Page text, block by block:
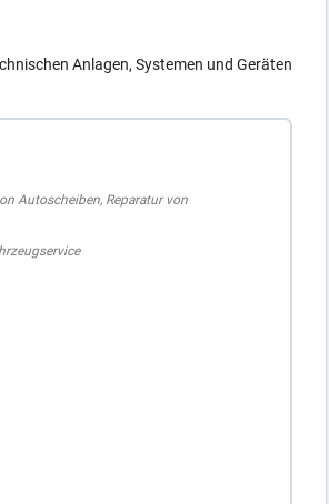
Anlagen, Systemen und Geräten
Autoscheiben, Reparatur von